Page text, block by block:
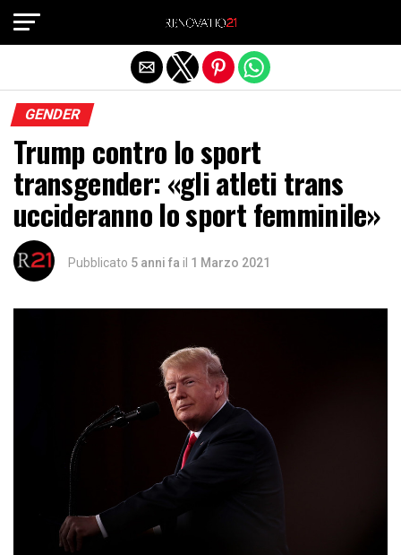
GENDER
Trump contro lo sport
transgender: «gli atleti trans
uccideranno lo sport femminile»
Pubblicato 5 anni fa il 1 Marzo 2021
Exit mobile version